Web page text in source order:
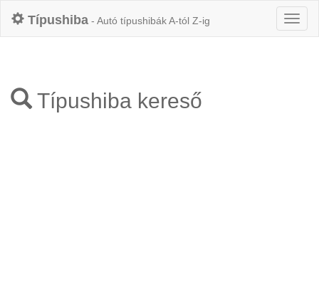
Típushiba - Autó típushibák A-tól Z-ig
Típushiba kereső